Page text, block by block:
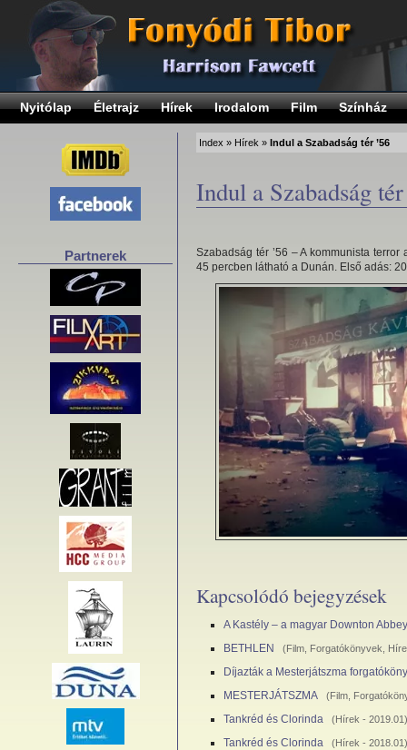
Nyitólap Életrajz Hírek Irodalom Film Színház
Partnerek
Index » Hírek » Indul a Szabadság tér ’56
Indul a Szabadság
Szabadság tér ’56 – A kommunista
45 percben látható a Dunán. Első adás:
Kapcsolódó bejegyzések
A Kastély – a magyar Downton Abbey
BETHLEN
(Film Forgatókönyvek
Díjazták a Mesterjátszma
MESTERJÁTSZMA
(Film
Tankréd és Clorinda (Hírek - 2019.01)
Tankréd és Clorinda (Hírek - 2018.01)